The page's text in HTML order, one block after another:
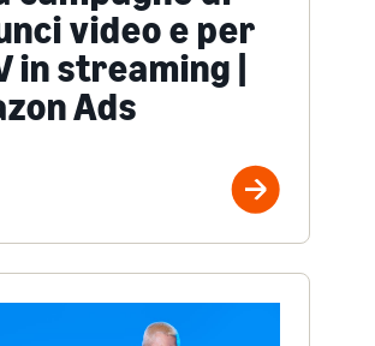
video e per
in streaming |
Ads